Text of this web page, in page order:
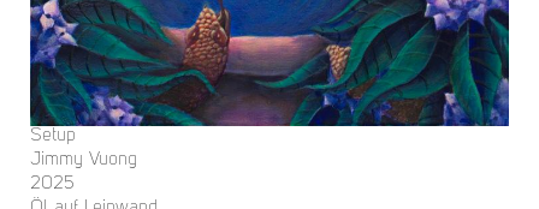
Setup
Jimmy Vuong
2025